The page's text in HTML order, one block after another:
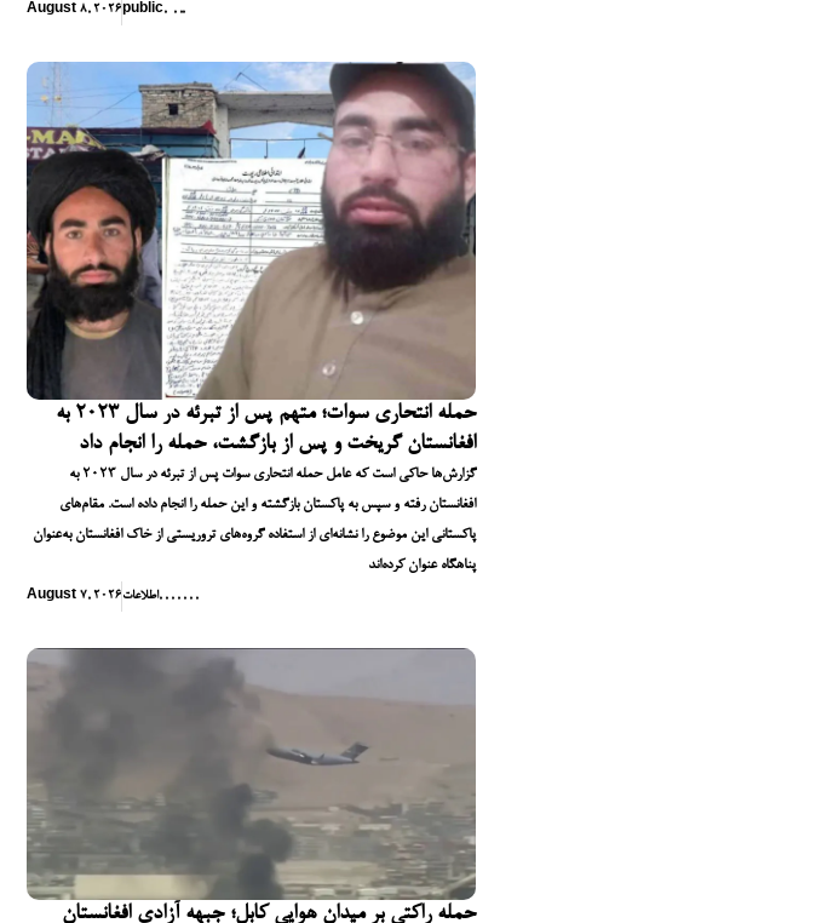
August 8, 2026 public, ,,,
حمله انتحاری سوات؛ متهم پس از تبرئه در سال ۲۰۲۳ به
افغانستان گریخت و پس از بازگشت، حمله را انجام داد
گزارش‌ها حاکی است که عامل حمله انتحاری سوات پس از تبرئه در سال ۲۰۲۳ به
افغانستان رفته و سپس به پاکستان بازگشته و این حمله را انجام داده است. مقام‌های
پاکستانی این موضوع را نشانه‌ای از استفاده گروه‌های تروریستی از خاک افغانستان به‌عنوان
پناهگاه عنوان کرده‌اند
August 7, 2026اطلاعات, , , , , , ,
حمله راکتی بر میدان هوایی کابل؛ جبهه آزادی افغانستان